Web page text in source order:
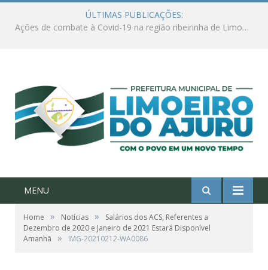
ÚLTIMAS PUBLICAÇÕES:
Ações de combate à Covid-19 na região ribeirinha de Limoeiro do Ajuru continuam
MENU
Home » Notícias »
Salários dos ACS, Referentes a
Dezembro de 2020 e Janeiro de 2021 Estará Disponível
Amanhã
» IMG-20210212-WA0086